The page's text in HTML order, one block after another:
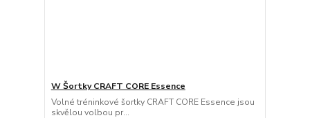
W Šortky CRAFT CORE Essence
Volné tréninkové šortky CRAFT CORE Essence jsou
skvělou volbou pr...